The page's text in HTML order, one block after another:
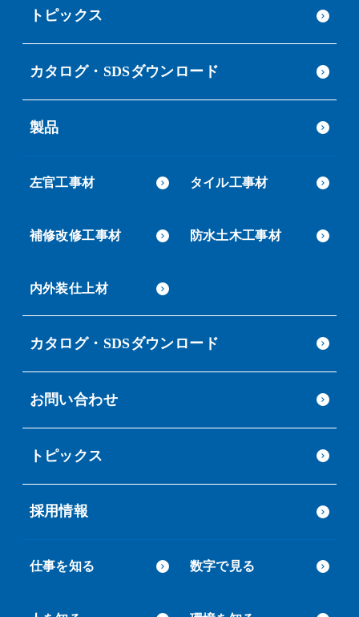
トピックス
カタログ・SDSダウンロード
製品
左官工事材 タイル工事材
補修改修工事材 防水土木工事材
内外装仕上材
カタログ・SDSダウンロード
お問い合わせ
トピックス
採用情報
仕事を知る 数字で見る